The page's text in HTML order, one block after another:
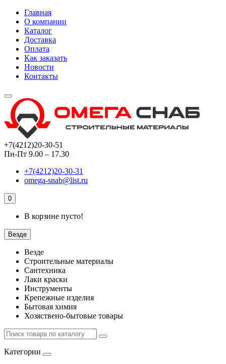
Главная
О компании
Каталог
Доставка
Оплата
Как заказать
Новости
Контакты
+7(4212)20-30-51
Пн-Пт 9.00 – 17.30
+7(4212)20-30-31
omega-snab@list.ru
0
В корзине пусто!
Везде
Везде
Строительные материалы
Сантехника
Лаки краски
Инструменты
Крепежные изделия
Бытовая химия
Хозяствено-бытовые товары
Категории